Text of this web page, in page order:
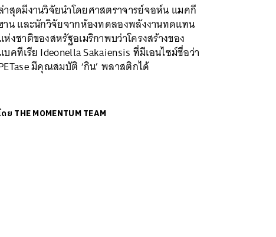
าสุดมีงานวิจัยนำโดยศาสตราจารย์จอห์น แมคกี
าน และนักวิจัยจากห้องทดลองพลังงานทดแทน
ห่งชาติของสหรัฐอเมริกาพบว่าโครงสร้างของ
บคทีเรีย Ideonella Sakaiensis ที่มีเอนไซม์ชื่อว่า
มีคุณสมบัติ ‘กิน’ พลาสติกได้
ดย THE MOMENTUM TEAM